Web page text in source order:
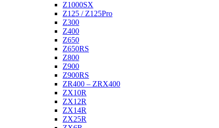
Z1000SX
Z125 / Z125Pro
Z300
Z400
Z650
Z650RS
Z800
Z900
Z900RS
ZR400 – ZRX400
ZX10R
ZX12R
ZX14R
ZX25R